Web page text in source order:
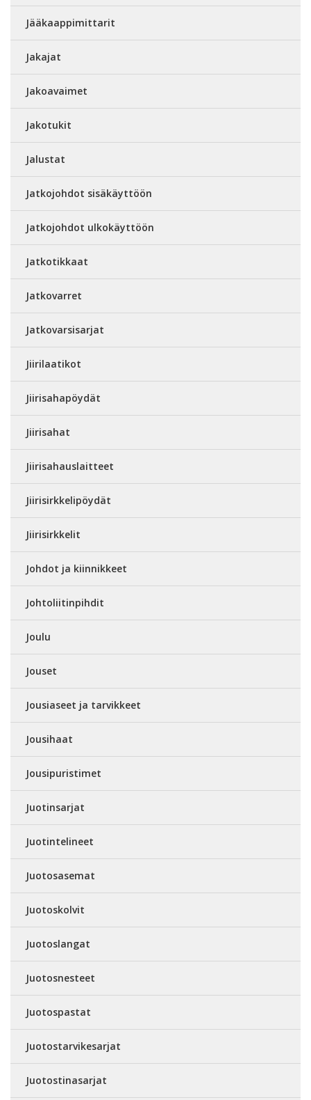
Jääkaappimittarit
Jakajat
Jakoavaimet
Jakotukit
Jalustat
Jatkojohdot sisäkäyttöön
Jatkojohdot ulkokäyttöön
Jatkotikkaat
Jatkovarret
Jatkovarsisarjat
Jiirilaatikot
Jiirisahapöydät
Jiirisahat
Jiirisahauslaitteet
Jiirisirkkelipöydät
Jiirisirkkelit
Johdot ja kiinnikkeet
Johtoliitinpihdit
Joulu
Jouset
Jousiaseet ja tarvikkeet
Jousihaat
Jousipuristimet
Juotinsarjat
Juotintelineet
Juotosasemat
Juotoskolvit
Juotoslangat
Juotosnesteet
Juotospastat
Juotostarvikesarjat
Juotostinasarjat